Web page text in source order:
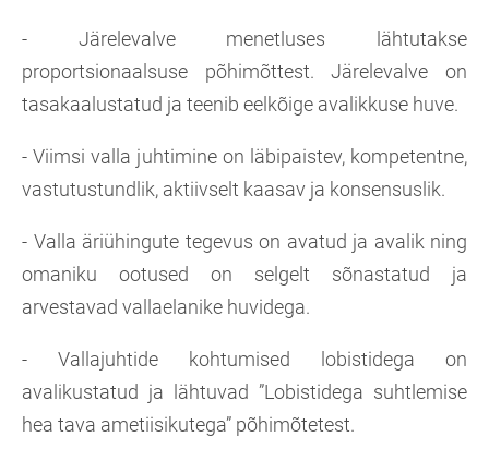
- Järelevalve menetluses lähtutakse
proportsionaalsuse põhimõttest. Järelevalve on
tasakaalustatud ja teenib eelkõige avalikkuse huve.
- Viimsi valla juhtimine on läbipaistev, kompetentne,
vastutustundlik, aktiivselt kaasav ja konsensuslik.
- Valla äriühingute tegevus on avatud ja avalik ning
omaniku ootused on selgelt sõnastatud ja
arvestavad vallaelanike huvidega.
- Vallajuhtide kohtumised lobistidega on
avalikustatud ja lähtuvad ”Lobistidega suhtlemise
hea tava ametiisikutega” põhimõtetest.